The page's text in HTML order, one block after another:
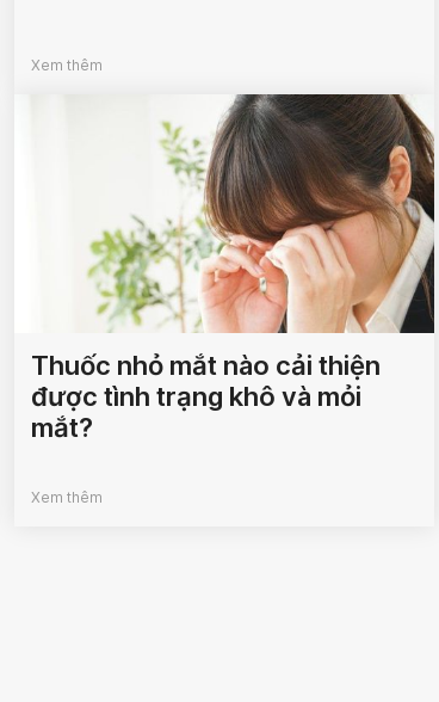
Xem thêm
Thuốc nhỏ mắt nào cải thiện
được tình trạng khô và mỏi
mắt?
Xem thêm